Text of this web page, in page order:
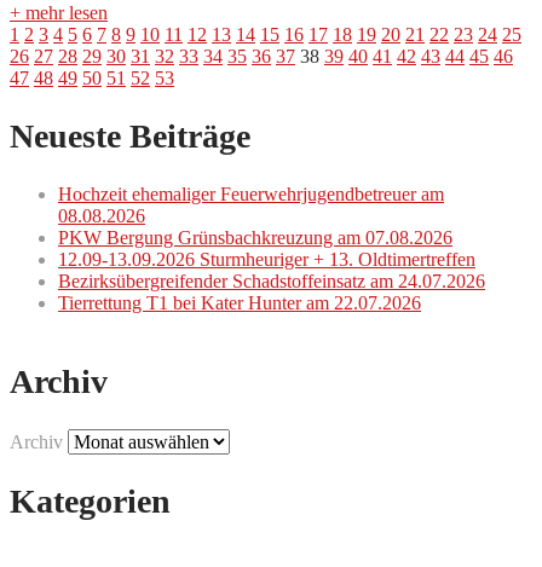
+ mehr lesen
1 2 3 4 5 6 7 8 9 10 11 12 13 14 15 16 17 18 19 20 21 22 23 24 25
26 27 28 29 30 31 32 33 34 35 36 37 38 39 40 41 42 43 44 45 46
47 48 49 50 51 52 53
Neueste Beiträge
Hochzeit ehemaliger Feuerwehrjugendbetreuer am
08.08.2026
PKW Bergung Grünsbachkreuzung am 07.08.2026
12.09-13.09.2026 Sturmheuriger + 13. Oldtimertreffen
Bezirksübergreifender Schadstoffeinsatz am 24.07.2026
Tierrettung T1 bei Kater Hunter am 22.07.2026
Archiv
Archiv
Kategorien